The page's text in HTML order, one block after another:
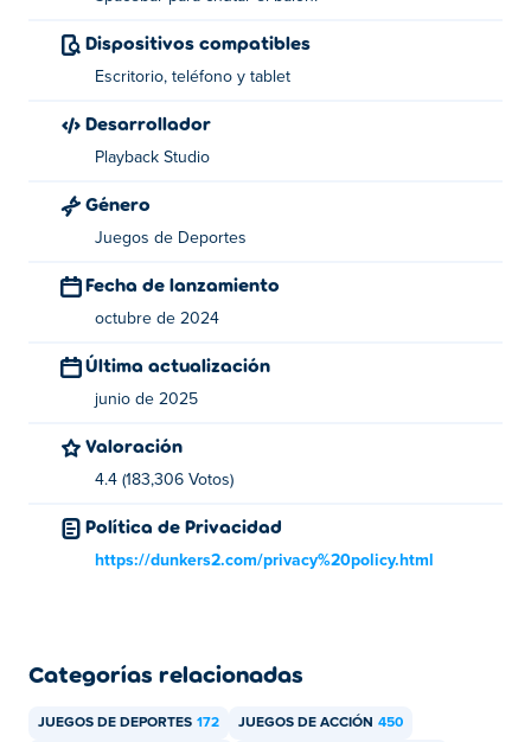
¿Cómo jugar a Dunkers 2?
¡Usa las teclas A y D para moverte y saltar!
¡Mantén presionada la barra espaciadora hasta
que la barra toque el marcador naranja para
¿Quién creó Dunkers 2?
Dunkers 2 fue creado por Playback Studio. Este es su
primer juego Poki!
¿Cómo puedo jugar Dunkers 2 gratis?
¿Puedo jugar a Dunkers 2 en dispositivos
Dunkers 2 se puede jugar en tu computadora y
Dispositivos compatibles
Escritorio, teléfono y tablet
Desarrollador
Playback Studio
Género
Juegos de Deportes
Fecha de lanzamiento
octubre de 2024
Última actualización
junio de 2025
Valoración
4.4 (183,306 Votos)
Política de Privacidad
https://dunkers2.com/privacy%20policy.html
Categorías relacionadas
JUEGOS DE DEPORTES 172 JUEGOS DE ACCIÓN 450